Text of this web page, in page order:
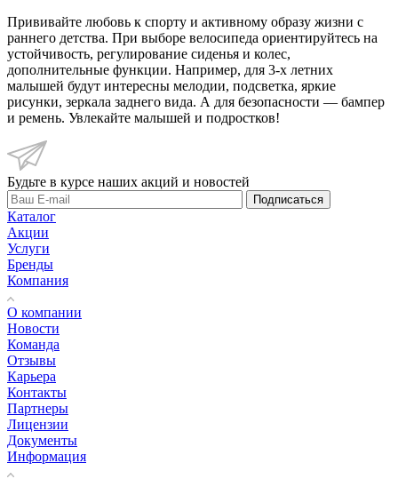
Прививайте любовь к спорту и активному образу жизни с
раннего детства. При выборе велосипеда ориентируйтесь на
устойчивость, регулирование сиденья и колес,
дополнительные функции. Например, для 3-х летних
малышей будут интересны мелодии, подсветка, яркие
рисунки, зеркала заднего вида. А для безопасности — бампер
и ремень. Увлекайте малышей и подростков!
Будьте в курсе наших акций и новостей
Подписаться
Каталог
Акции
Услуги
Бренды
Компания
О компании
Новости
Команда
Отзывы
Карьера
Контакты
Партнеры
Лицензии
Документы
Информация